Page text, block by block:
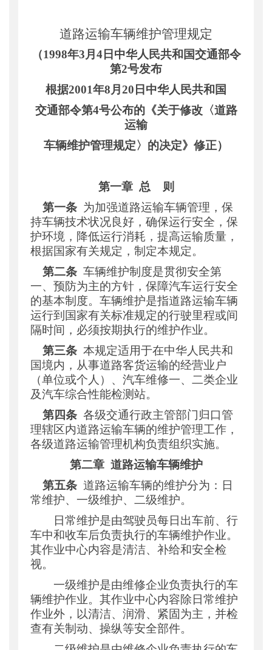
道路运输车辆维护管理规定
（1998年3月4日中华人民共和国交通部令
第2号发布
根据2001年8月20日中华人民共和国
交通部令第4号公布的《关于修改〈道路
运输
车辆维护管理规定〉的决定》修正）
第一章 总
则
第一条 为加强道路运输车辆管理，保
持车辆技术状况良好，确保运行安全，保
护环境，降低运行消耗，提高运输质量，
根据国家有关规定，制定本规定。
第二条 车辆维护制度是贯彻安全第
一、预防为主的方针，保障汽车运行安全
的基本制度。车辆维护是指道路运输车辆
运行到国家有关标准规定的行驶里程或间
隔时间，必须按期执行的维护作业。
第三条 本规定适用于在中华人民共和
国境内，从事道路客货运输的经营业户
（单位或个人）、汽车维修一、二类企业
及汽车综合性能检测站。
第四条 各级交通行政主管部门归口管
理辖区内道路运输车辆的维护管理工作，
各级道路运输管理机构负责组织实施。
第二章 道路运输车辆维护
第五条 道路运输车辆的维护分为：日
常维护、一级维护、二级维护。
日常维护是由驾驶员每日出车前、行
车中和收车后负责执行的车辆维护作业。
其作业中心内容是清洁、补给和安全检
视。
一级维护是由维修企业负责执行的车
辆维护作业。其作业中心内容除日常维护
作业外，以清洁、润滑、紧固为主，并检
查有关制动、操纵等安全部件。